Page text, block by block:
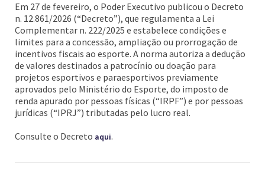
Em 27 de fevereiro, o Poder Executivo publicou o Decreto
n. 12.861/2026 (“Decreto”), que regulamenta a Lei
Complementar n. 222/2025 e estabelece condições e
limites para a concessão, ampliação ou prorrogação de
incentivos fiscais ao esporte. A norma autoriza a dedução
de valores destinados a patrocínio ou doação para
projetos esportivos e paraesportivos previamente
aprovados pelo Ministério do Esporte, do imposto de
renda apurado por pessoas físicas (“IRPF”) e por pessoas
jurídicas (“IPRJ”) tributadas pelo lucro real.
Consulte o Decreto aqui.